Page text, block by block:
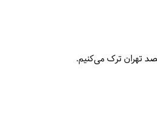
تهران ترک می‌کنیم.